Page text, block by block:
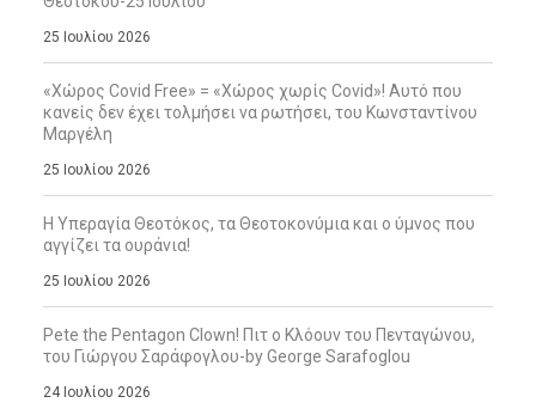
25 Ιουλίου 2026
«Χώρος Covid Free» = «Χώρος χωρίς Covid»! Αυτό που
κανείς δεν έχει τολμήσει να ρωτήσει, του Κωνσταντίνου
Μαργέλη
25 Ιουλίου 2026
Η Υπεραγία Θεοτόκος, τα Θεοτοκονύμια και ο ύμνος που
αγγίζει τα ουράνια!
25 Ιουλίου 2026
Pete the Pentagon Clown! Πιτ ο Κλόουν του Πενταγώνου,
του Γιώργου Σαράφογλου-by George Sarafoglou
24 Ιουλίου 2026